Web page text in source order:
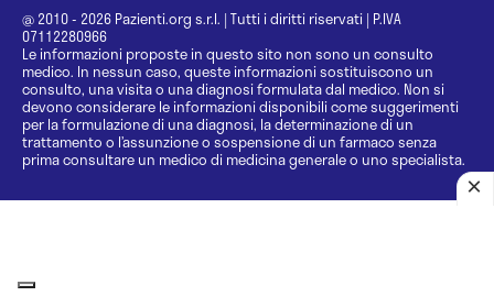
@ 2010 - 2026 Pazienti.org s.r.l. | Tutti i diritti riservati | P.IVA
07112280966
Le informazioni proposte in questo sito non sono un consulto
medico. In nessun caso, queste informazioni sostituiscono un
consulto, una visita o una diagnosi formulata dal medico. Non si
devono considerare le informazioni disponibili come suggerimenti
per la formulazione di una diagnosi, la determinazione di un
trattamento o l’assunzione o sospensione di un farmaco senza
prima consultare un medico di medicina generale o uno specialista.